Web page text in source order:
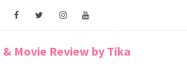
Movie Review by Tika